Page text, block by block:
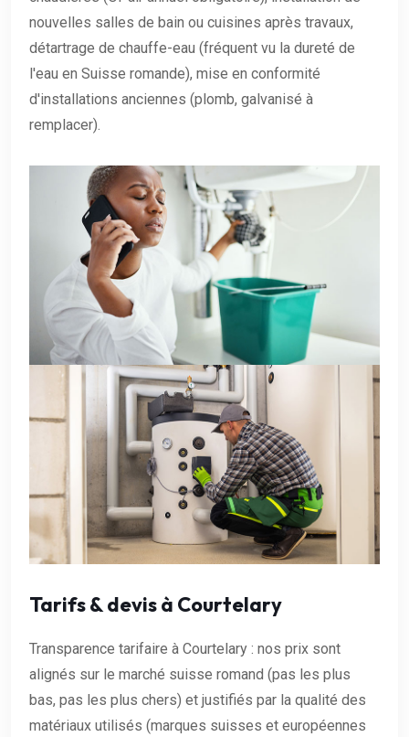
nouvelles salles de bain ou cuisines après travaux,
détartrage de chauffe-eau (fréquent vu la dureté de
l'eau en Suisse romande), mise en conformité
d'installations anciennes (plomb, galvanisé à
remplacer).
Tarifs & devis à Courtelary
Transparence tarifaire à Courtelary : nos prix sont
alignés sur le marché suisse romand (pas les plus
bas, pas les plus chers) et justifiés par la qualité des
matériaux utilisés (marques suisses et européennes